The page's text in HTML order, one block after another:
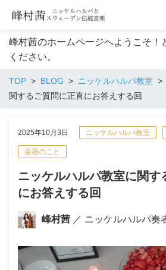
峰村茜のホームページへようこそ！
ください。
TOP BLOG ニッケルハルパ教室
関するご質問に正直にお答えする回
2025年10月3日 ニッケルハルパ教室
楽器のこと
ニッケルハルパ教室に関す
にお答えする回
峰村茜 ／ ニッケルハルパ奏